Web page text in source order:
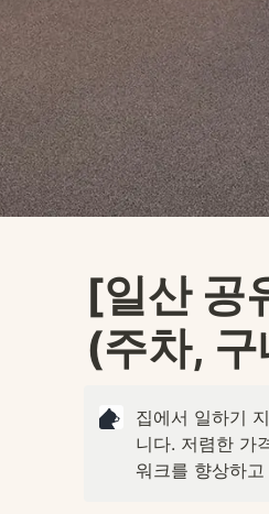
[일산 공
(주차,
집에서 일하기
니다. 저렴한 가
워크를 향상하